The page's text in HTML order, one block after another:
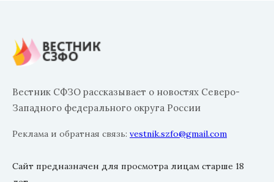
Вестник СФЗО рассказывает о новостях Северо-
Западного федерального округа России
Реклама и обратная связь: vestnik.szfo@gmail.com
Сайт предназначен для просмотра лицам старше 18